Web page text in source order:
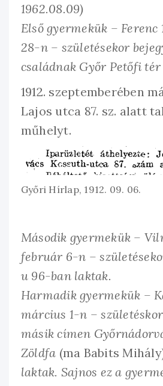
1962.08.09)
Első gyermekük – Ferenc
28-n – születésekor
családnak Győr Petőfi tér
1912. szeptemberében
Lajos utca 87. sz. alatt
műhelyt.
Győri Hírlap, 1912. 09. 06.
Második gyermekük –
február 6-n –
u 96-ban laktak.
Harmadik gyermekük –
március 1-n –
másik címen
Zöldfa (ma Babits
laktak. Sajnos ez a